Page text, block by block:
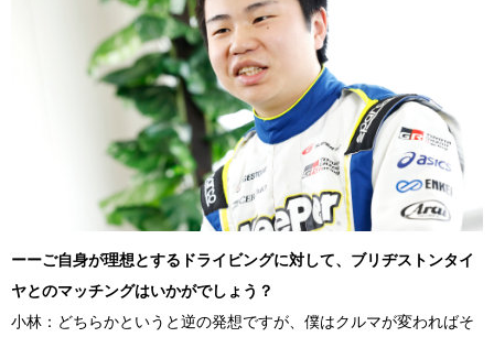
ーーご自身が理想とするドライビングに対して、ブリヂストンタイ
ヤとのマッチングはいかがでしょう？
小林：どちらかというと逆の発想ですが、僕はクルマが変わればそ